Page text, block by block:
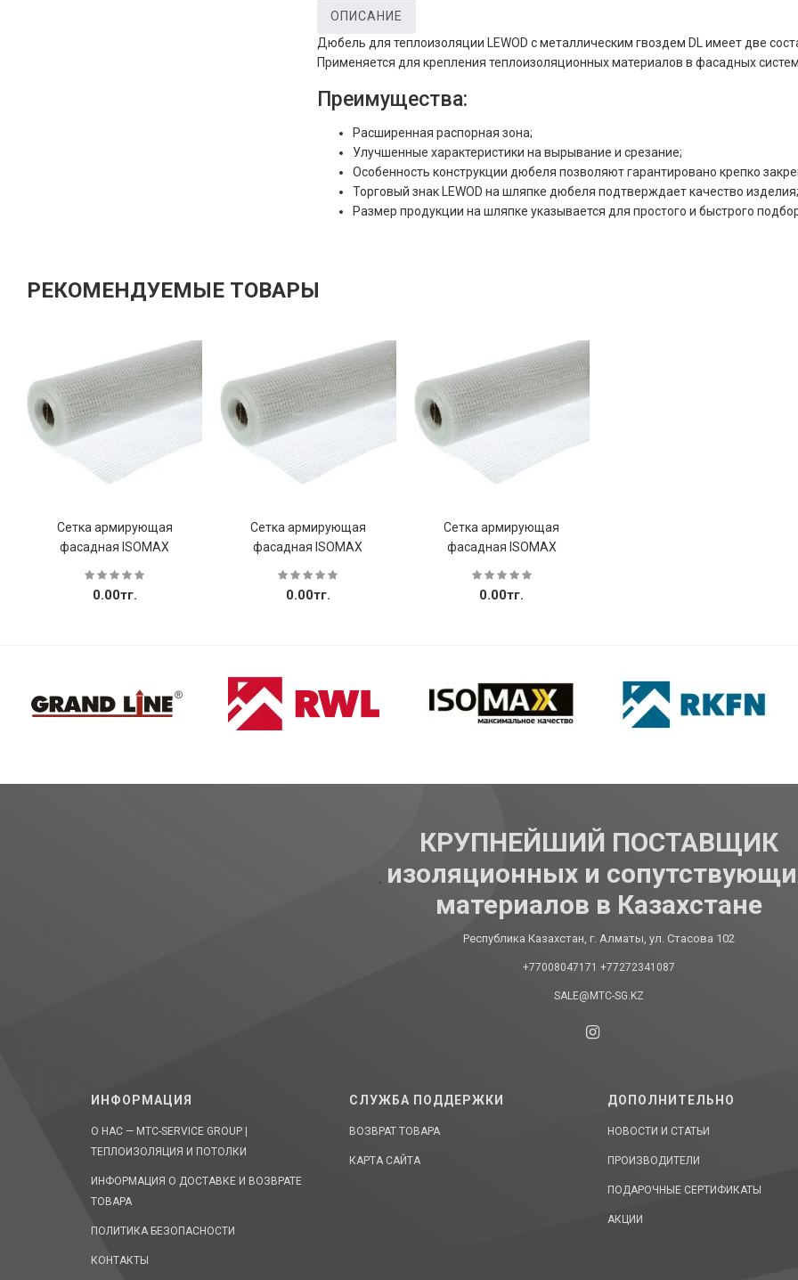
ОПИСАНИЕ
Дюбель для теплоизоляции LEWOD с металлическим гвоздем DL имеет две
Применяется для крепления теплоизоляционных материалов в фасадных
Преимущества:
Расширенная распорная зона;
Улучшенные характеристики на вырывание и срезание;
Особенность конструкции дюбеля позволяют гарантировано крепко
Торговый знак LEWOD на шляпке дюбеля подтверждает качество изделия;
Размер продукции на шляпке указывается для простого и быстрого
РЕКОМЕНДУЕМЫЕ ТОВАРЫ
Сетка армирующая
фасадная ISOMAX
0.00тг.
Сетка армирующая
фасадная ISOMAX
0.00тг.
Сетка армирующая
фасадная ISOMAX
0.00тг.
КРУПНЕЙШИЙ ПОСТАВЩИК
изоляционных и
материалов в Казахстане
Республика Казахстан, г. Алматы, ул. Стасова 102
+77008047171 +77272341087
SALE@MTC-SG.KZ
ИНФОРМАЦИЯ
О НАС — MTC-SERVICE GROUP |
ТЕПЛОИЗОЛЯЦИЯ И ПОТОЛКИ
ИНФОРМАЦИЯ О ДОСТАВКЕ И ВОЗВРАТЕ
ТОВАРА
ПОЛИТИКА БЕЗОПАСНОСТИ
КОНТАКТЫ
СЛУЖБА ПОДДЕРЖКИ
ВОЗВРАТ ТОВАРА
КАРТА САЙТА
ДОПОЛНИТЕЛЬНО
НОВОСТИ И СТАТЬИ
ПРОИЗВОДИТЕЛИ
ПОДАРОЧНЫЕ СЕРТИФИКАТЫ
АКЦИИ